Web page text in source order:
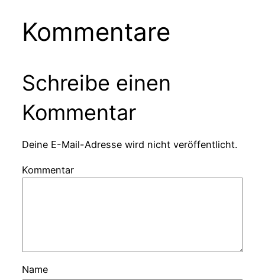
Kommentare
Schreibe einen
Kommentar
Deine E-Mail-Adresse wird nicht veröffentlicht.
Kommentar
Name